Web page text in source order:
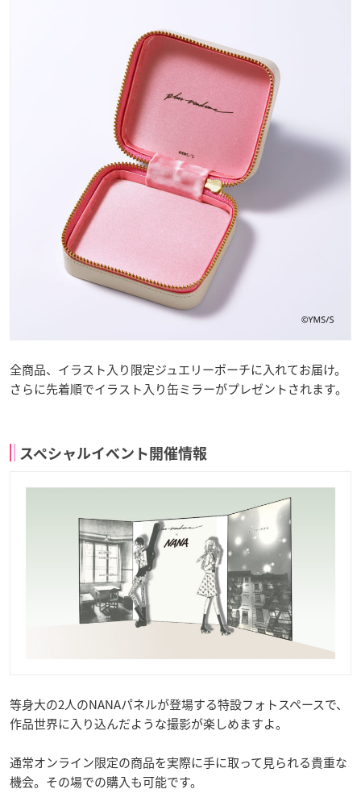
全商品、イラスト入り限定ジュエリーポーチに入れてお届け。
さらに先着順でイラスト入り缶ミラーがプレゼントされます。
スペシャルイベント開催情報
等身大の2人のNANAパネルが登場する特設フォトスペースで、
作品世界に入り込んだような撮影が楽しめますよ。
通常オンライン限定の商品を実際に手に取って見られる貴重な
機会。その場での購入も可能です。